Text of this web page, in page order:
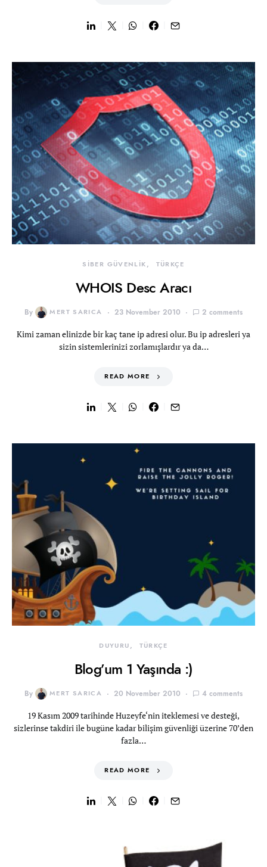
SİBER GÜVENLİK TÜRKÇE
WHOIS Desc Aracı
By MERT SARICA 23 November 2010 2 comments
Kimi zaman elinizde bir kaç tane ip adresi olur. Bu ip adresleri ya
sizin sistemlerinizi zorlamışlardır ya da…
READ MORE
DUYURU TÜRKÇE
Blog’um 1 Yaşında :)
By MERT SARICA 20 November 2010 4 comments
19 Kasım 2009 tarihinde Huzeyfe‘nin iteklemesi ve desteği,
sizlerinse takdiri ile bugüne kadar bilişim güvenliği üzerine 70’den
fazla…
READ MORE